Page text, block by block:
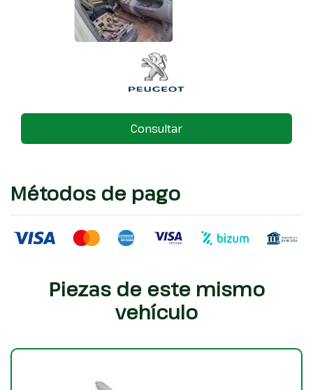
Consultar
Métodos de pago
Piezas de este mismo
vehículo